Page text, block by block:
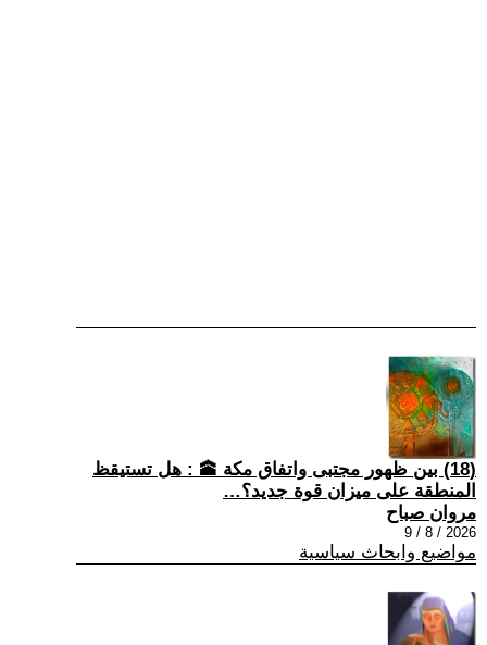
(18) بين ظهور مجتبى واتفاق مكة 🕋 : هل تستيقظ
المنطقة على ميزان قوة جديد؟…
مروان صباح
2026 / 8 / 9
مواضيع وابحاث سياسية